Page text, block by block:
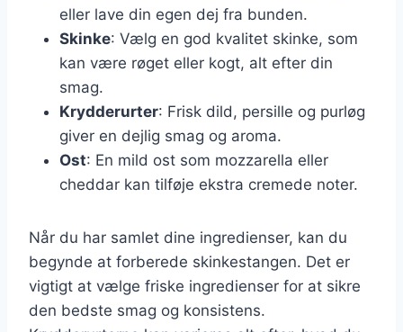
eller lave din egen dej fra bunden.
Skinke: Vælg en god kvalitet skinke, som
kan være røget eller kogt, alt efter din
smag.
Krydderurter: Frisk dild, persille og purløg
giver en dejlig smag og aroma.
Ost: En mild ost som mozzarella eller
cheddar kan tilføje ekstra cremede noter.
Når du har samlet dine ingredienser, kan du
begynde at forberede skinkestangen. Det er
vigtigt at vælge friske ingredienser for at sikre
den bedste smag og konsistens.